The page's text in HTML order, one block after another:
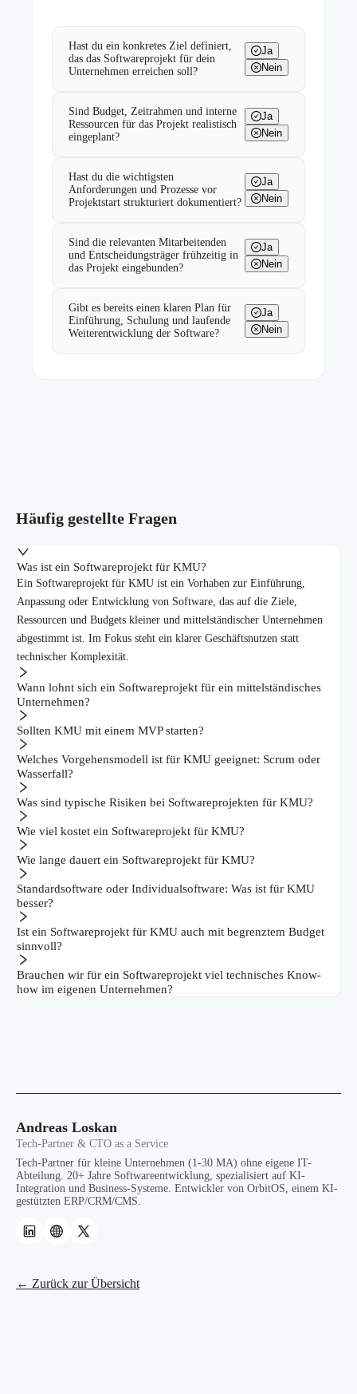
Hast du ein konkretes Ziel definiert,
das das Softwareprojekt für dein
Unternehmen erreichen soll?
Ja
Nein
Sind Budget, Zeitrahmen und interne
Ressourcen für das Projekt realistisch
eingeplant?
Ja
Nein
Hast du die wichtigsten
Anforderungen und Prozesse vor
Projektstart strukturiert dokumentiert?
Ja
Nein
Sind die relevanten Mitarbeitenden
und Entscheidungsträger frühzeitig in
das Projekt eingebunden?
Ja
Nein
Gibt es bereits einen klaren Plan für
Einführung, Schulung und laufende
Weiterentwicklung der Software?
Ja
Nein
Häufig gestellte Fragen
Was ist ein Softwareprojekt für KMU?
Ein Softwareprojekt für KMU ist ein Vorhaben zur Einführung,
Anpassung oder Entwicklung von Software, das auf die Ziele,
Ressourcen und Budgets kleiner und mittelständischer Unternehmen
abgestimmt ist. Im Fokus steht ein klarer Geschäftsnutzen statt
technischer Komplexität.
Wann lohnt sich ein Softwareprojekt für ein mittelständisches
Unternehmen?
Sollten KMU mit einem MVP starten?
Welches Vorgehensmodell ist für KMU geeignet: Scrum oder
Wasserfall?
Was sind typische Risiken bei Softwareprojekten für KMU?
Wie viel kostet ein Softwareprojekt für KMU?
Wie lange dauert ein Softwareprojekt für KMU?
Standardsoftware oder Individualsoftware: Was ist für KMU
besser?
Ist ein Softwareprojekt für KMU auch mit begrenztem Budget
sinnvoll?
Brauchen wir für ein Softwareprojekt viel technisches Know-
how im eigenen Unternehmen?
Andreas Loskan
Tech-Partner & CTO as a Service
Tech-Partner für kleine Unternehmen (1-30 MA) ohne eigene IT-
Abteilung. 20+ Jahre Softwareentwicklung, spezialisiert auf KI-
Integration und Business-Systeme. Entwickler von OrbitOS, einem KI-
gestützten ERP/CRM/CMS.
← Zurück zur Übersicht